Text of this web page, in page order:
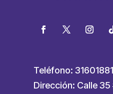
Teléfono:
Dirección: Calle 35